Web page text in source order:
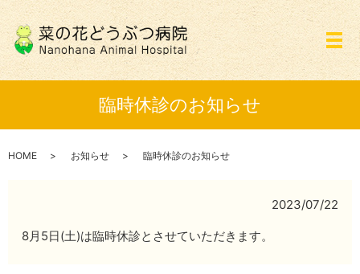
メ
臨時休診のお知らせ
HOME お知らせ 臨時休診のお知らせ
2023/07/22
8月5日(土)は臨時休診とさせていただきます。